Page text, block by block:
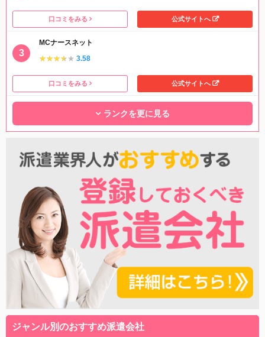
口コミをみる 公式サイトへ
MCナースネット
★★★★★
★★★★★ 3.58
口コミをみる 公式サイトへ
ランクを更に見る
ジャンル別のおすすめ派遣会社